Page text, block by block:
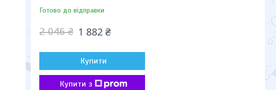
Готово до відправки
2 046 ₴ 1 882 ₴
Купити
Купити з